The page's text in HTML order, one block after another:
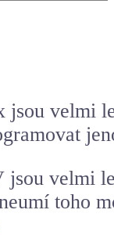
jsou velmi
velmi
toho